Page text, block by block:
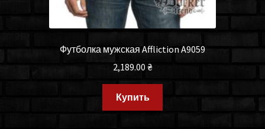
Футболка мужская Affliction A9059
2,189.00 ₴
Купить